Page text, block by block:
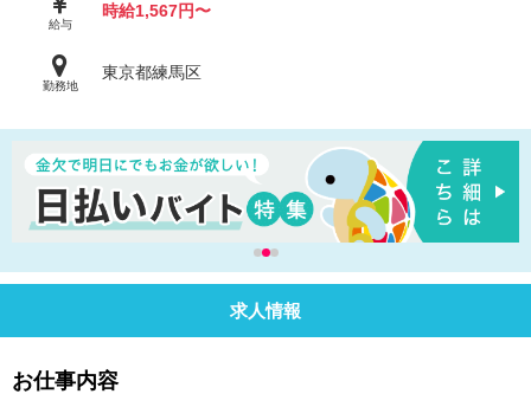
給与
時給1,567円〜
勤務地
東京都練馬区
求人情報
お仕事内容